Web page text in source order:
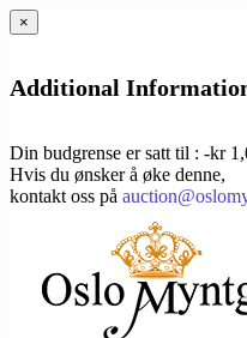
×
Additional
Din budgrense er satt til : -kr
Hvis du ønsker å øke denne,
kontakt oss på